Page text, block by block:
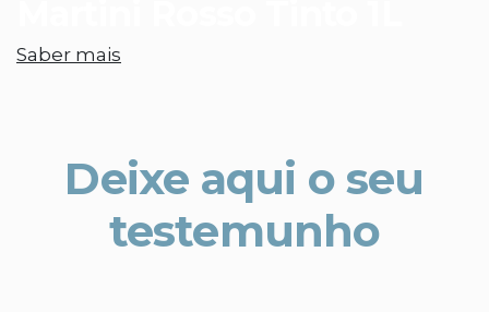
Saber mais
Deixe aqui o seu
testemunho